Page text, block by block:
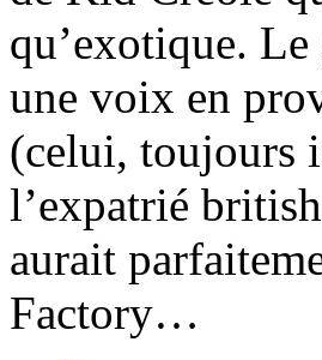
qu’exotique.
une voix en
(celui, toujours
l’expatrié
aurait
Factory…